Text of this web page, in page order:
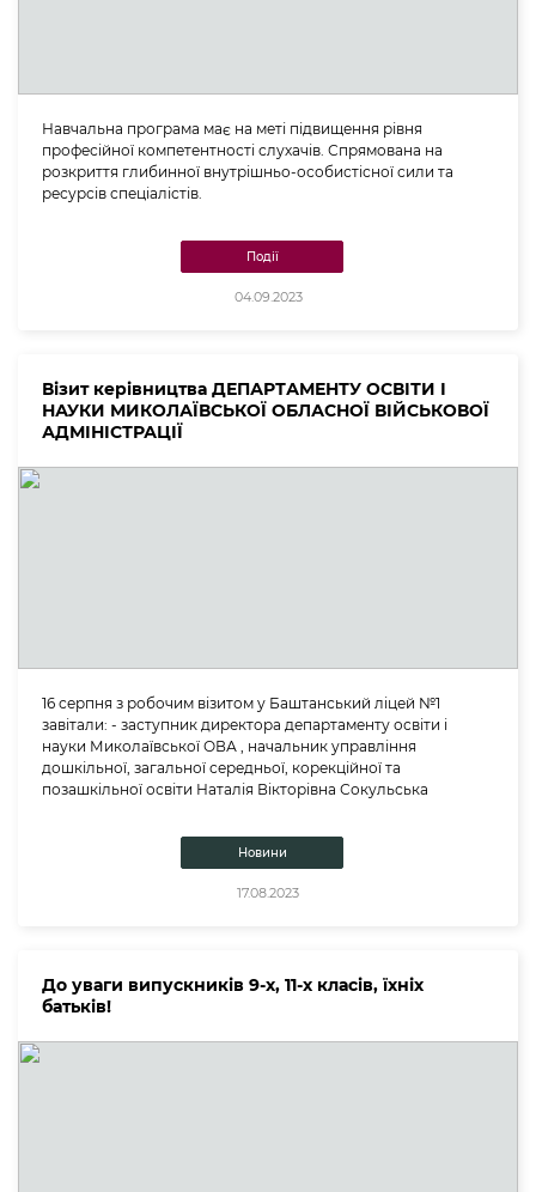
Навчальна програма має на меті підвищення рівня
професійної компетентності слухачів. Спрямована на
розкриття глибинної внутрішньо-особистісної сили та
ресурсів спеціалістів.
Події
04.09.2023
Візит керівництва ДЕПАРТАМЕНТУ ОСВІТИ І
НАУКИ МИКОЛАЇВСЬКОЇ ОБЛАСНОЇ ВІЙСЬКОВОЇ
АДМІНІСТРАЦІЇ
16 серпня з робочим візитом у Баштанський ліцей №1
завітали: - заступник директора департаменту освіти і
науки Миколаївської ОВА , начальник управління
дошкільної, загальної середньої, корекційної та
позашкільної освіти Наталія Вікторівна Сокульська
Новини
17.08.2023
До уваги випускників 9-х, 11-х класів, їхніх
батьків!